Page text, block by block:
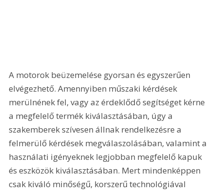
A motorok beüzemelése gyorsan és egyszerűen
elvégezhető. Amennyiben műszaki kérdések
merülnének fel, vagy az érdeklődő segítséget kérne
a megfelelő termék kiválasztásában, úgy a
szakemberek szívesen állnak rendelkezésre a
felmerülő kérdések megválaszolásában, valamint a
használati igényeknek legjobban megfelelő kapuk
és eszközök kiválasztásában. Mert mindenképpen
csak kiváló minőségű, korszerű technológiával